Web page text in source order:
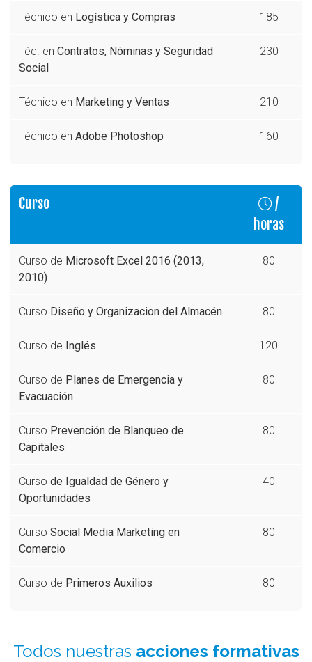
Técnico en Logística y Compras 185
Téc. en Contratos, Nóminas y Seguridad
Social
230
Técnico en Marketing y Ventas 210
Técnico en Adobe Photoshop 160
Curso
/
horas
Curso de Microsoft Excel 2016 (2013,
2010)
80
Curso Diseño y Organizacion del Almacén 80
Curso de Inglés 120
Curso de Planes de Emergencia y
Evacuación
80
Curso Prevención de Blanqueo de
Capitales
80
Curso de Igualdad de Género y
Oportunidades
40
Curso Social Media Marketing en
Comercio
80
Curso de Primeros Auxilios 80
Todos nuestras acciones formativas